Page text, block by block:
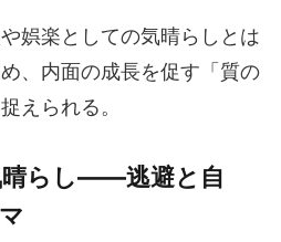
娯楽としての気晴らしとは
、内面の成長を促す「質の
えられる。
晴らし――逃避と自